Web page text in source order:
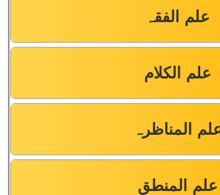
علم الفقہ
علم الکلام
المناظرہ
علم المنطق